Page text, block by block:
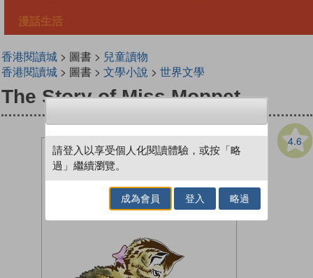
漫話生活
香港閱讀城> 圖書 > 兒童讀物
香港閱讀城> 圖書 > 文學小說 > 世界文學
The Story of Miss Moppet
4.6
請登入以享受個人化閱讀體驗，或按「略
過」繼續瀏覽。
成為會員 登入 略過